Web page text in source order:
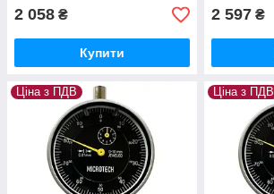
2 058 ₴
Купити
2 597 ₴
Ціна з ПДВ Ціна з ПДВ